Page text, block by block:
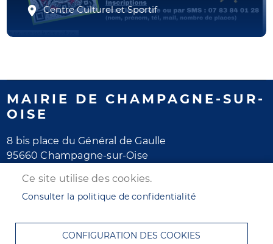
Centre Culturel et Sportif
MAIRIE DE CHAMPAGNE-SUR-
OISE
8 bis place du Général de Gaulle
95660 Champagne-sur-Oise
Horaires d'ouverture
Vendredi : de 8h30 à 12h et de 13h30 à 16h30
Samedi : de 8h30 à 12h
Ce site utilise des cookies.
Consulter la politique de confidentialité
CONFIGURATION DES COOKIES